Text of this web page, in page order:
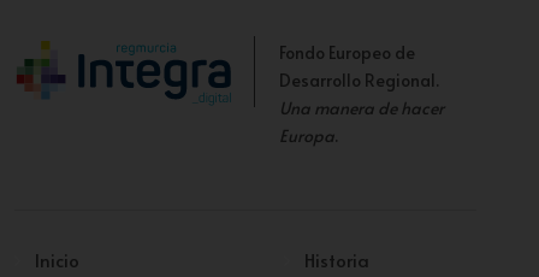
Fondo Europeo de
Desarrollo Regional.
Una manera de hacer
Europa.
Inicio
Historia